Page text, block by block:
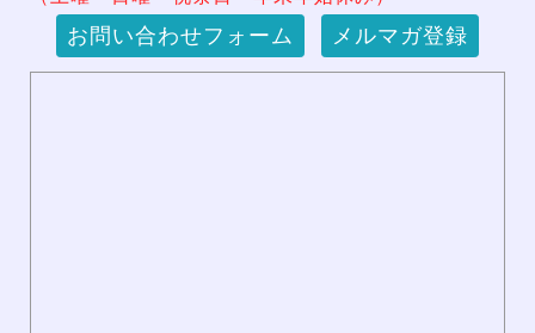
お問い合わせフォーム メルマガ登録